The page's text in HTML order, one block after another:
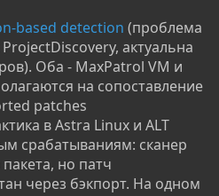
based detection (проблема
актуальна
Оба - MaxPatrol VM и
на сопоставление
patches
в Astra Linux и ALT
срабатываниям: сканер
но патч
через бэкпорт. На одном